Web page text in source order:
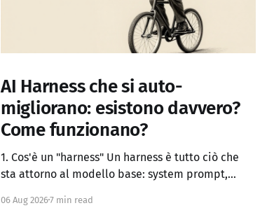
AI Harness che si auto-
migliorano: esistono davvero?
Come funzionano?
1. Cos'è un "harness" Un harness è tutto ciò che
sta attorno al modello base: system prompt,
retry, branching), gestione del contesto, memoria
06 Aug 20267 min read